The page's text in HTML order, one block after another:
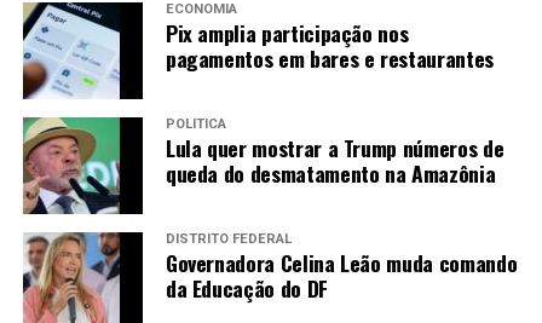
ECONOMIA
Pix amplia participação nos
pagamentos em bares e restaurantes
POLÍTICA
Lula quer mostrar a Trump números de
queda do desmatamento na Amazônia
DISTRITO FEDERAL
Governadora Celina Leão muda comando
da Educação do DF